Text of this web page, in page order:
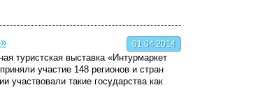
01.04.2014
туристская выставка «Интурмаркет
участие 148 регионов и стран
участвовали такие государства как